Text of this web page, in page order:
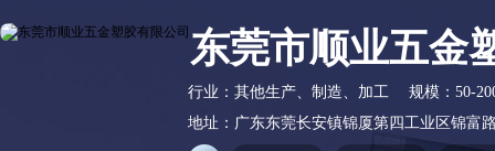
东莞市顺业五金
行业： 其他生产、制造、加工 规模： 50-
地址： 广东东莞长安镇锦厦第四工业区锦富